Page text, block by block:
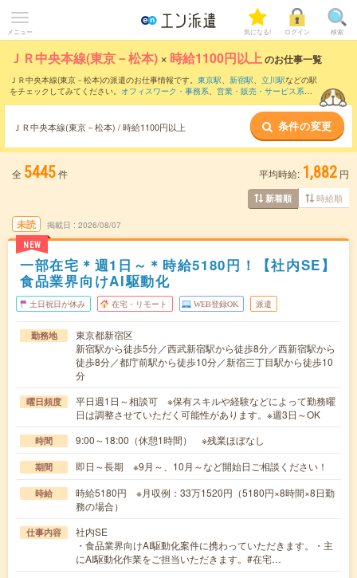
メニュー 気になる! ログイン 検索
ＪＲ中央本線(東京－松本) × 時給1100円以上のお仕事一覧
ＪＲ中央本線(東京－松本)の派遣のお仕事情報です。 東京駅、 新宿駅、 立川駅などの駅
をチェックしてみてください。 オフィスワーク・事務系、 営業・販売・サービス系、
ＪＲ中央本線(東京－松本) / 時給1100円以上 条件の変更
全 5445件 平均時給: 1,882 円
新着順 時給順
未読
NEW
掲載日 2026/08/07
一部在宅＊週1日～＊時給5180円！【社内SE】
食品業界向けAI駆動化
土日祝日が休み 在宅・リモート WEB登録OK 派遣
勤務地
東京都新宿区
新宿駅から徒歩5分／西武新宿駅から徒歩8分／西新宿駅から
徒歩8分／都庁前駅から徒歩10分／新宿三丁目駅から徒歩10
分
曜日頻度
平日週1日～相談可 ※保有スキルや経験などによって勤務曜
日は調整させていただく可能性があります。※週3日～OK
時間 9:00～18:00（休憩1時間） ※残業ほぼなし
期間 即日～長期 ※9月～、10月～など開始日ご相談ください！
時給
時給5180円 ※月収例：33万1520円（5180円×8時間×8日勤
務の場合）
仕事内容
社内SE
・食品業界向けAI駆動化案件に携わっていただきます。・主
にAI駆動化作業をご担当いただきます。#在宅…